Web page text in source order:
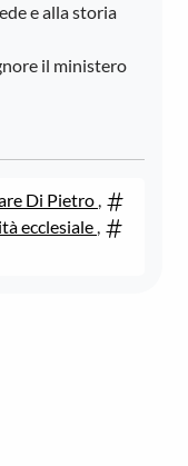
e alla storia
il ministero
Di Pietro ,
ecclesiale ,